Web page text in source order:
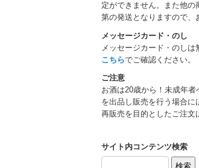
定ができません。また他
第の発送となりますので、
メッセージカード・のし
メッセージカード・のしは
こちらでご確認ください。
ご注意
お酒は20歳から！未成年
を出品し販売を行う場合に
再販売を目的としたご注文
サイト内コンテンツ検索